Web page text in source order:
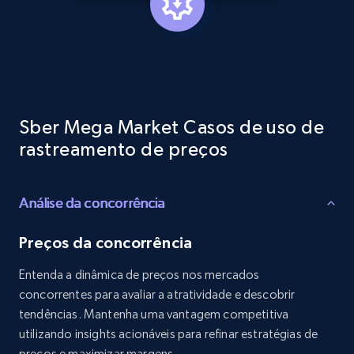
Etsy - Collects data from shop's URL
URL, Product id, Listing inventory id, Title, Rating,
price, and more.
1.9K+ 323+
Amazon products search
Asin, URL, Name, Sponsored, Initial price, Final
Sber Mega Market Casos de uso de
rastreamento de preços
Análise da concorrência
Preços da concorrência
Entenda a dinâmica de preços nos mercados
concorrentes para avaliar a atratividade e descobrir
tendências. Mantenha uma vantagem competitiva
utilizando insights acionáveis para refinar estratégias de